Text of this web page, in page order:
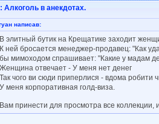
Алкоголь в анекдотах.
написав:
В элитный бутик на Крещатике заходит
К ней бросается менеджер-продавец: "Как
бы мимоходом спрашивает: "Какие у мадам
Женщина отвечает - У меня нет денег
Так чого ви сюди приперлися - вдома робити
У меня корпоративная голд-виза.
Вам принести для просмотра все